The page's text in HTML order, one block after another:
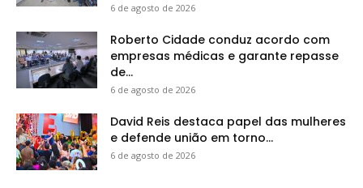
6 de agosto de 2026
Roberto Cidade conduz acordo com
empresas médicas e garante repasse
de...
6 de agosto de 2026
David Reis destaca papel das mulheres
e defende união em torno...
6 de agosto de 2026